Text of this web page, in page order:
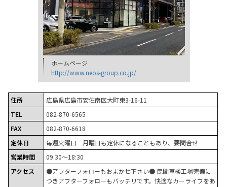
ホームページ
http://www.neos-group.co.jp/
住所
広島県広島市安佐南区大町東3-16-11
TEL
082-870-6565
FAX
082-870-6618
定休日
毎週火曜日 月曜日も定休になることもあり、要問合せ
営業時間
09:30～18:30
アクセス
●アフターフォローもおまかせ下さい● 民間車検工場完備に
つきアフターフォローもバッチリです。快適なカーライフをあ